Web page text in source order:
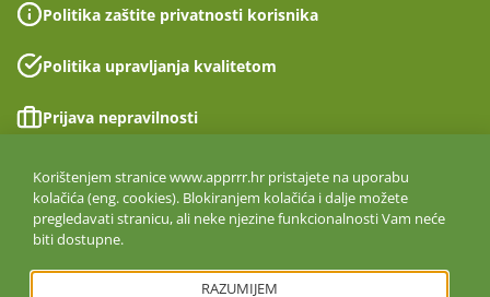
Politika zaštite privatnosti korisnika
Politika upravljanja kvalitetom
Prijava nepravilnosti
Izjava o pristupačnosti
Politika informacijske sigurnosti
ISO 27001:2022
Korištenjem stranice www.apprrr.hr pristajete na uporabu
kolačića (eng. cookies). Blokiranjem kolačića i dalje možete
pregledavati stranicu, ali neke njezine funkcionalnosti Vam neće
biti dostupne.
RAZUMIJEM